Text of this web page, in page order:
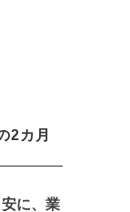
2カ月
に、業